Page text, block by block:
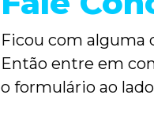
Ficou com alguma
Então entre em
o formulário ao lado